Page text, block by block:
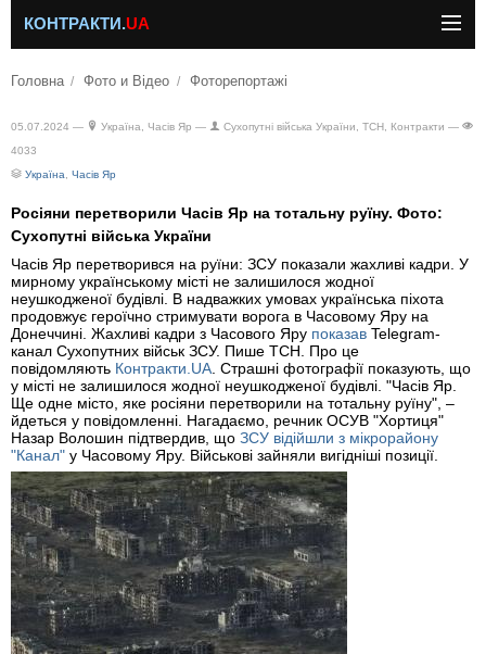
КОНТРАКТИ.UA
Головна Фото и Відео Фоторепортажі
05.07.2024 — Україна, Часів Яр —
Сухопутні війська України, ТСН, Контракти —
4033
Україна
Часів Яр
Росіяни перетворили Часів Яр на тотальну руїну. Фото:
Сухопутні війська України
Часів Яр перетворився на руїни: ЗСУ показали жахливі кадри. У
мирному українському місті не залишилося жодної
неушкодженої будівлі. В надважких умовах українська піхота
продовжує героїчно стримувати ворога в Часовому Яру на
Донеччині. Жахливі кадри з Часового Яру показав Telegram-
канал Сухопутних військ ЗСУ. Пише ТСН. Про це
повідомляють Контракти.UA . Страшні фотографії показують, що
у місті не залишилося жодної неушкодженої будівлі. "Часів Яр.
Ще одне місто, яке росіяни перетворили на тотальну руїну", –
йдеться у повідомленні. Нагадаємо, речник ОСУВ "Хортиця"
Назар Волошин підтвердив, що ЗСУ відійшли з мікрорайону
"Канал" у Часовому Яру. Військові зайняли вигідніші позиції.